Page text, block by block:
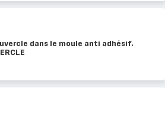
dans le moule anti adhésif.